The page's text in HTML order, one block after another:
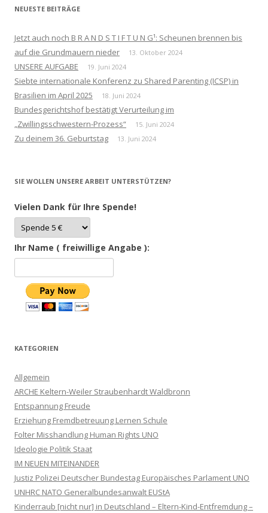
NEUESTE BEITRÄGE
Jetzt auch noch B R A N D S T I F T U N G¹: Scheunen brennen bis
auf die Grundmauern nieder
13. Oktober 2024
UNSERE AUFGABE 19. Juni 2024
Siebte internationale Konferenz zu Shared Parenting (ICSP) in
Brasilien im April 2025
18. Juni 2024
Bundesgerichtshof bestätigt Verurteilung im
„Zwillingsschwestern-Prozess“
15. Juni 2024
Zu deinem 36. Geburtstag 13. Juni 2024
SIE WOLLEN UNSERE ARBEIT UNTERSTÜTZEN?
Vielen Dank für Ihre Spende!
Ihr Name ( freiwillige Angabe ):
KATEGORIEN
Allgemein
ARCHE Keltern-Weiler Straubenhardt Waldbronn
Entspannung Freude
Erziehung Fremdbetreuung Lernen Schule
Folter Misshandlung Human Rights UNO
Ideologie Politik Staat
IM NEUEN MITEINANDER
Justiz Polizei Deutscher Bundestag Europäisches Parlament UNO
UNHRC NATO Generalbundesanwalt EUStA
Kinderraub [nicht nur] in Deutschland – Eltern-Kind-Entfremdung –